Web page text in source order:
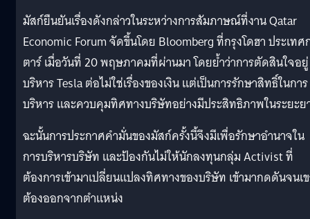
มัสก์ยืนยันเรื่องดังกล่าวในระหว่างการสัมภาษณ์ที่งาน Qatar
Economic Forum จัดขึ้นโดย Bloomberg ที่กรุงโดฮา ประเทศ
ตาร์ เมื่อวันที่ 20 พฤษภาคมที่ผ่านมา โดยย้ำว่าการตัดสินใจอยู่
บริหาร Tesla ต่อไม่ใช่เรื่องของเงิน แต่เป็นการรักษาสิทธิ์ในการ
บริหาร และควบคุมทิศทางบริษัทอย่างมีประสิทธิภาพในระยะย
ฉะนั้นการประกาศคำมั่นของมัสก์ครั้งนี้จึงมีเพื่อรักษาอำนาจใน
การบริหารบริษัท และป้องกันไม่ให้นักลงทุนกลุ่ม Activist ที่
ต้องการเข้ามาเปลี่ยนแปลงทิศทางของบริษัท เข้ามากดดันจนเ
ต้องออกจากตำแหน่ง